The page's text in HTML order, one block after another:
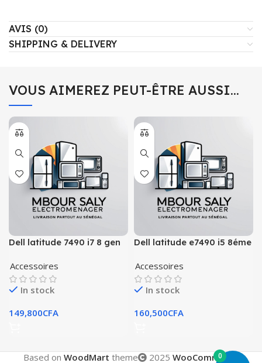
AVIS (0)
SHIPPING & DELIVERY
VOUS AIMEREZ PEUT-ÊTRE AUSSI…
Dell latitude 7490 i7 8 gen
Accessoires
In stock
149,800CFA
Dell latitude e7490 i5 8éme
Accessoires
In stock
160,500CFA
Based on WoodMart theme 2025 WooCommerce
0